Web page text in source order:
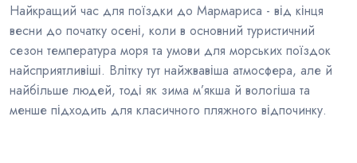
Найкращий час для поїздки до Мармариса - від кінця
весни до початку осені, коли в основний туристичний
сезон температура моря та умови для морських поїздок
найсприятливіші. Влітку тут найжвавіша атмосфера, але й
найбільше людей, тоді як зима м’якша й вологіша та
менше підходить для класичного пляжного відпочинку.